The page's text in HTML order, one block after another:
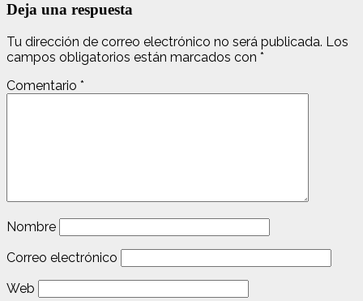
Deja una respuesta
Tu dirección de correo electrónico no será publicada. Los
campos obligatorios están marcados con *
Comentario *
Nombre
Correo electrónico
Web